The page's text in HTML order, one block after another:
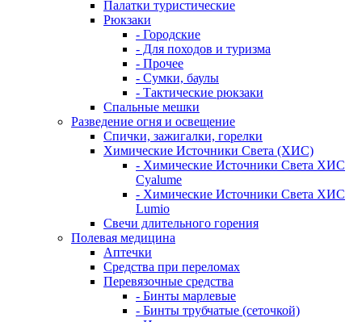
Палатки туристические
Рюкзаки
- Городские
- Для походов и туризма
- Прочее
- Сумки, баулы
- Тактические рюкзаки
Спальные мешки
Разведение огня и освещение
Спички, зажигалки, горелки
Химические Источники Света (ХИС)
- Химические Источники Света ХИС
Cyalume
- Химические Источники Света ХИС
Lumio
Свечи длительного горения
Полевая медицина
Аптечки
Средства при переломах
Перевязочные средства
- Бинты марлевые
- Бинты трубчатые (сеточкой)